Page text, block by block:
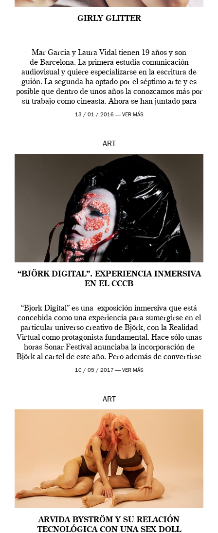
GIRLY GLITTER
Mar Garcia y Laura Vidal tienen 19 años y son
de Barcelona. La primera estudia comunicación
audiovisual y quiere especializarse en la escritura de
guión. La segunda ha optado por el séptimo arte y es
posible que dentro de unos años la conozcamos más por
su trabajo como cineasta. Ahora se han juntado para
contarnos una […]
13 / 01 / 2016 — VER MÁS
ART
“BJÖRK DIGITAL”. EXPERIENCIA INMERSIVA
EN EL CCCB
“Bjork Digital” es una exposición inmersiva que está
concebida como una experiencia para sumergirse en el
particular universo creativo de Björk, con la Realidad
Virtual como protagonista fundamental. Hace sólo unas
horas Sonar Festival anunciaba la incorporación de
Björk al cartel de este año. Pero además de convertirse
en una de las actuaciones más relevantes […]
10 / 05 / 2017 — VER MÁS
ART
ARVIDA BYSTRÖM Y SU RELACIÓN
TECNOLÓGICA CON UNA SEX DOLL